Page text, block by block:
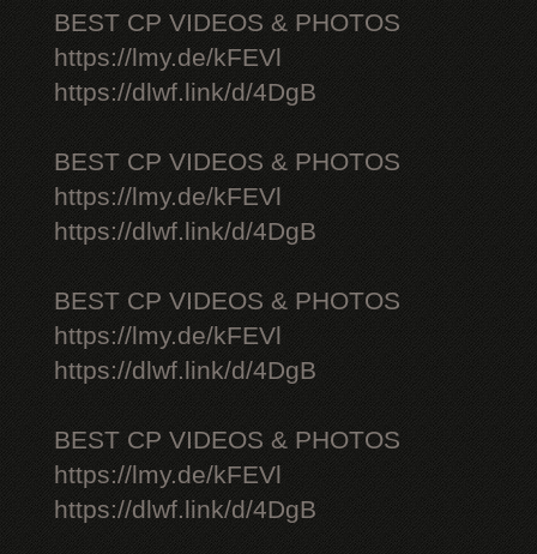
BEST CP VIDEOS & PHOTOS
https://lmy.de/kFEVl
https://dlwf.link/d/4DgB
BEST CP VIDEOS & PHOTOS
https://lmy.de/kFEVl
https://dlwf.link/d/4DgB
BEST CP VIDEOS & PHOTOS
https://lmy.de/kFEVl
https://dlwf.link/d/4DgB
BEST CP VIDEOS & PHOTOS
https://lmy.de/kFEVl
https://dlwf.link/d/4DgB